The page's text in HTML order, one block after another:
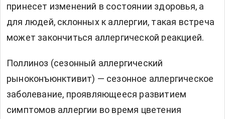
принесет изменений в состоянии здоровья, а
для людей, склонных к аллергии, такая встреча
может закончиться аллергической реакцией.
Поллиноз (сезонный аллергический
рыноконъюнктивит) — сезонное аллергическое
заболевание, проявляющееся развитием
симптомов аллергии во время цветения